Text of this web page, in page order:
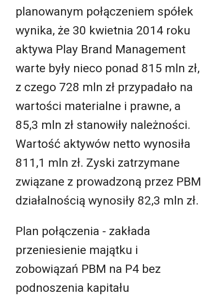
planowanym połączeniem spółek
wynika, że 30 kwietnia 2014 roku
aktywa Play Brand Management
warte były nieco ponad 815 mln zł,
z czego 728 mln zł przypadało na
wartości materialne i prawne, a
85,3 mln zł stanowiły należności.
Wartość aktywów netto wynosiła
811,1 mln zł. Zyski zatrzymane
związane z prowadzoną przez PBM
działalnością wynosiły 82,3 mln zł.
Plan połączenia - zakłada
przeniesienie majątku i
zobowiązań PBM na P4 bez
podnoszenia kapitału